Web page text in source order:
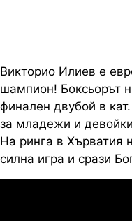
Викторио Илиев е
шампион! Боксьорът
финален двубой в
за младежи и
На ринга в Хърватия
силна игра и срази